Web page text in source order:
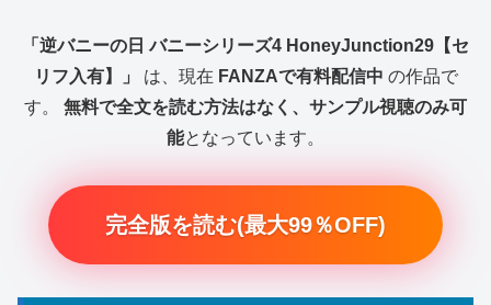
「逆バニーの日 バニーシリーズ4 HoneyJunction29【セ
リフ入有】」
は、現在 FANZAで有料配信中 の作品で
す。 無料で全文を読む方法はなく、サンプル視聴のみ可
能となっています。
完全版を読む(最大99％OFF)